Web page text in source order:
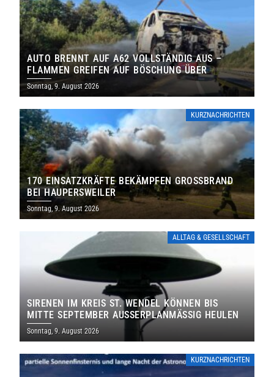
AUTO BRENNT AUF A62 VOLLSTÄNDIG AUS –
FLAMMEN GREIFEN AUF BÖSCHUNG ÜBER
Sonntag, 9. August 2026
KURZNACHRICHTEN
170 EINSATZKRÄFTE BEKÄMPFEN GROSSBRAND B
EI HAUPERSWEILER
Sonntag, 9. August 2026
ALLTAG & GESELLSCHAFT
SIRENEN IM KREIS ST. WENDEL KÖNNEN BIS
MITTE SEPTEMBER AUSSERPLANMÄSSIG HEULEN
Sonntag, 9. August 2026
KURZNACHRICHTEN